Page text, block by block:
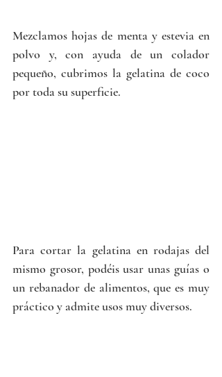
Mezclamos hojas de menta y estevia en
polvo y, con ayuda de un colador
pequeño, cubrimos la gelatina de coco
por toda su superficie.
Para cortar la gelatina en rodajas del
mismo grosor, podéis usar unas guías o
un rebanador de alimentos, que es muy
práctico y admite usos muy diversos.